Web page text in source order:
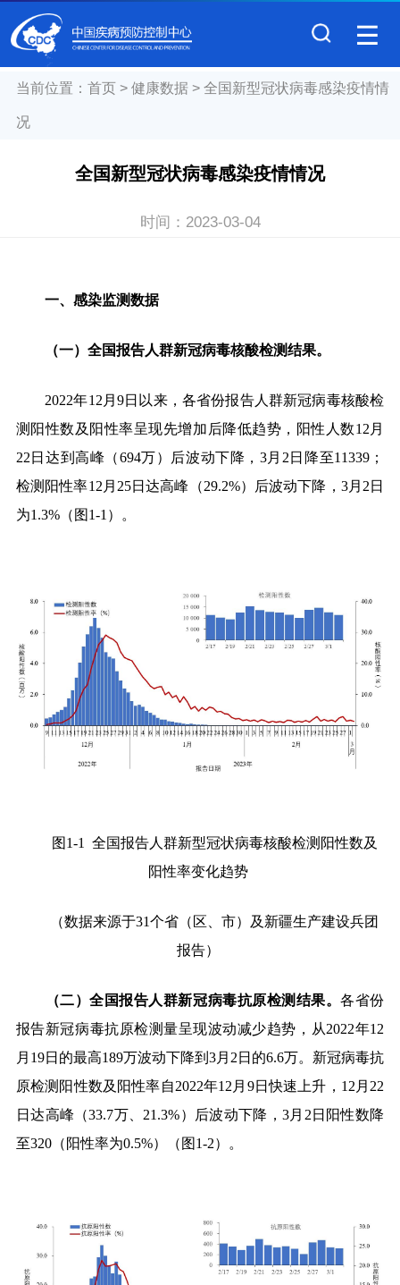
当前位置： 首页> 健康数据> 全国新型冠状病毒感染疫情情
况
全国新型冠状病毒感染疫情情况
时间： 2023-03-04
一、感染监测数据
（一）全国报告人群新冠病毒核酸检测结果。
2022年12 月 9日以来，各省份报告人群新冠病毒核酸检
测阳性数及阳性率呈现先增加后降低趋势，阳性人数12 月
22 日达到高峰（694万）后波动下降， 3月 2 日降至11339 ；
检测阳性率12 月 25日达高峰（29.2%）后波动下降， 3月 2 日
为1.3%（图1-1 ）。
图1-1 全国报告人群新型冠状病毒核酸检测阳性数及
阳性率变化趋势
（数据来源于31个省（区、市）及新疆生产建设兵团
报告）
（二）全国报告人群新冠病毒抗原检测结果。各省份
报告新冠病毒抗原检测量呈现波动减少趋势，从2022年12
月 19日的最高189万波动下降到3月 2 日的6.6万。新冠病毒抗
原检测阳性数及阳性率自2022年12 月 9日快速上升， 12 月 22
日达高峰（33.7万、 21.3%）后波动下降， 3月 2 日阳性数降
至320（阳性率为0.5%）（图1-2） 。